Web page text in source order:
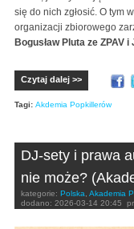
się do nich zgłosić. O tym
organizacji zbiorowego
Bogusław Pluta ze ZPAV
Czytaj dalej >>
Tagi: Akdemia Popkillerów
DJ-sety i prawa
nie może?
kategorie: Polska, Akademia
dodano: 2026-03-14 20:45